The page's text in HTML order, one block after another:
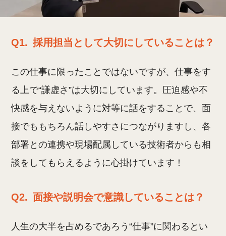
Q1. 採用担当として大切にしていることは？
この仕事に限ったことではないですが、仕事をす
る上で“謙虚さ”は大切にしています。圧迫感や不
快感を与えないように対等に話をすることで、面
接でももちろん話しやすさにつながりますし、各
部署との連携や現場配属している技術者からも相
談をしてもらえるように心掛けています！
Q2. 面接や説明会で意識していることは？
人生の大半を占めるであろう“仕事”に関わるとい